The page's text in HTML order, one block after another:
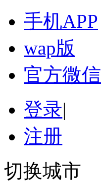
手机APP
wap版
官方微信
登录|
注册
切换城市